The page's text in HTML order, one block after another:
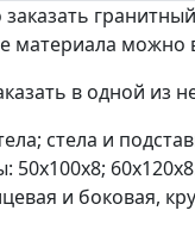
материала можно
в одной из
стела и
50х100х8;
и боковая,